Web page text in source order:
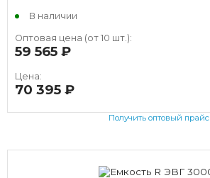
В наличии
Оптовая цена (от 10 шт.):
59 565
Цена:
70 395
Получить оптовый прайс